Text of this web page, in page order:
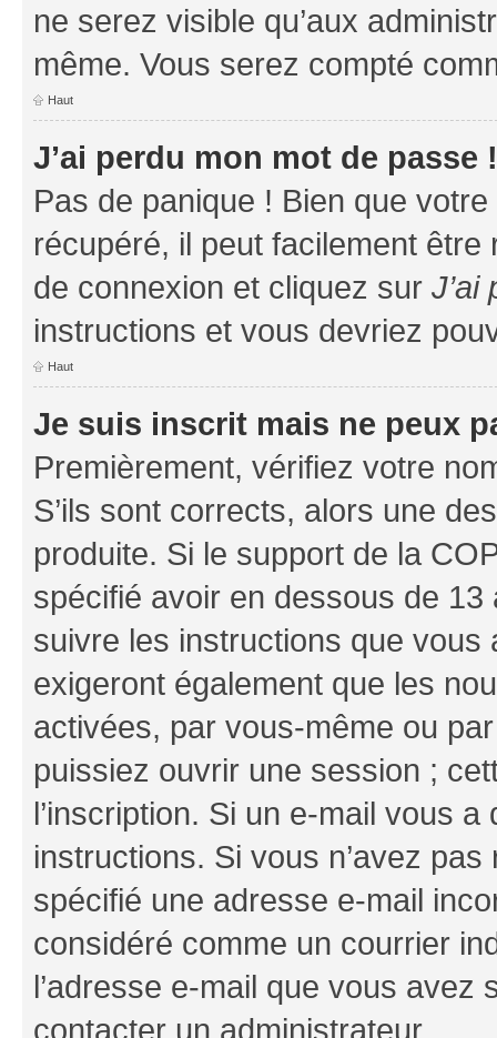
ne serez visible qu’aux
même. Vous serez compté
Haut
J’ai perdu mon mot de passe !
Pas de panique ! Bien que
récupéré, il peut facilement
de connexion et cliquez sur J’ai
instructions et vous devriez
Haut
Je suis inscrit mais ne peux
Premièrement, vérifiez votre
S’ils sont corrects, alors une
produite. Si le support de la
spécifié avoir en dessous de 13
suivre les instructions que
exigeront également que les
activées, par vous-même ou
puissiez ouvrir une session ;
l’inscription. Si un e-mail vous
instructions. Si vous n’avez
spécifié une adresse e-mail
considéré comme un courrier
l’adresse e-mail que vous
contacter un administrateur.